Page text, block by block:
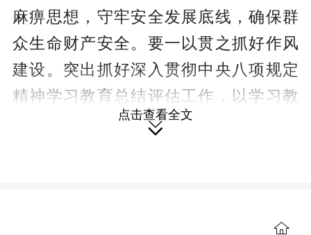
麻痹思想，守牢安全发展底线，确保群
众生命财产安全。要一以贯之抓好作风
建设。突出抓好深入贯彻中央八项规定
精神学习教育总结评估工作，以学习教
育成果推动高质量发展、高效能治理。
点击查看全文
